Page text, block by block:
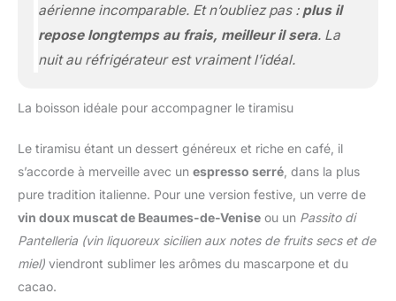
aérienne incomparable. Et n’oubliez pas : plus il
repose longtemps au frais, meilleur il sera. La
nuit au réfrigérateur est vraiment l’idéal.
La boisson idéale pour accompagner le tiramisu
Le tiramisu étant un dessert généreux et riche en café, il
s’accorde à merveille avec un espresso serré , dans la plus
pure tradition italienne. Pour une version festive, un verre de
vin doux muscat de Beaumes-de-Venise ou un Passito di
Pantelleria (vin liquoreux sicilien aux notes de fruits secs et de
miel) viendront sublimer les arômes du mascarpone et du
cacao.